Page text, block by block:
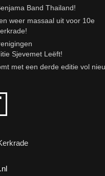
Band Thailand!
weer massaal uit voor 10e
Sjevemet Leëft!
met een derde editie vol